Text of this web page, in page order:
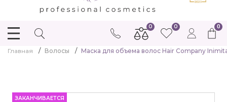
0
0 0
Главная Волосы Маска для объема волос Hair Company
ЗАКАНЧИВАЕТСЯ